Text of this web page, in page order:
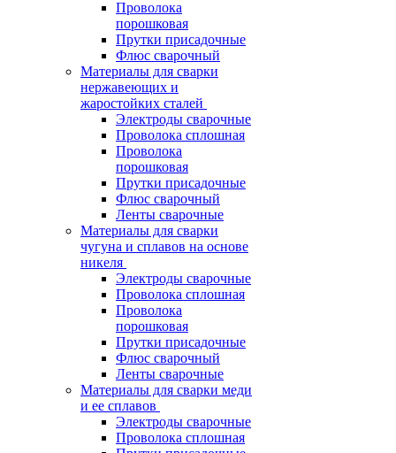
Проволока
порошковая
Прутки присадочные
Флюс сварочный
Материалы для сварки
нержавеющих и
жаростойких сталей
Электроды сварочные
Проволока сплошная
Проволока
порошковая
Прутки присадочные
Флюс сварочный
Ленты сварочные
Материалы для сварки
чугуна и сплавов на основе
никеля
Электроды сварочные
Проволока сплошная
Проволока
порошковая
Прутки присадочные
Флюс сварочный
Ленты сварочные
Материалы для сварки меди
и ее сплавов
Электроды сварочные
Проволока сплошная